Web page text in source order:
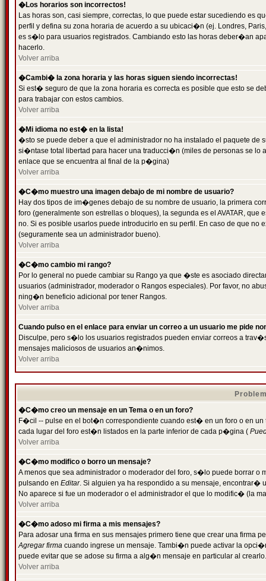
�Los horarios son incorrectos!
Las horas son, casi siempre, correctas, lo que puede estar sucediendo es
perfil y defina su zona horaria de acuerdo a su ubicaci�n (ej. Londres,
es s�lo para usuarios registrados. Cambiando esto las horas deber�an
hacerlo.
Volver arriba
�Cambi� la zona horaria y las horas siguen siendo incorrectas!
Si est� seguro de que la zona horaria es correcta es posible que esto se
para trabajar con estos cambios.
Volver arriba
�Mi idioma no est� en la lista!
�sto se puede deber a que el administrador no ha instalado el paquete
si�ntase total libertad para hacer una traducci�n (miles de personas se
enlace que se encuentra al final de la p�gina)
Volver arriba
�C�mo muestro una imagen debajo de mi nombre de usuario?
Hay dos tipos de im�genes debajo de su nombre de usuario, la primera
foro (generalmente son estrellas o bloques), la segunda es el AVATAR,
no. Si es posible usarlos puede introducirlo en su perfil. En caso de que
(seguramente sea un administrador bueno).
Volver arriba
�C�mo cambio mi rango?
Por lo general no puede cambiar su Rango ya que �ste es asociado
usuarios (administrador, moderador o Rangos especiales). Por favor, no
ning�n beneficio adicional por tener Rangos.
Volver arriba
Cuando pulso en el enlace para enviar un correo a un usuario me pide
Disculpe, pero s�lo los usuarios registrados pueden enviar correos a
mensajes maliciosos de usuarios an�nimos.
Volver arriba
�C�mo creo un mensaje en un Tema o en un foro?
F�cil -- pulse en el bot�n correspondiente cuando est� en un foro o en
cada lugar del foro est�n listados en la parte inferior de cada p�gina (
Volver arriba
�C�mo modifico o borro un mensaje?
A menos que sea administrador o moderador del foro, s�lo puede borrar o
pulsando en Editar. Si alguien ya ha respondido a su mensaje, encontrar�
No aparece si fue un moderador o el administrador el que lo modific� (la
Volver arriba
�C�mo adoso mi firma a mis mensajes?
Para adosar una firma en sus mensajes primero tiene que crear una firma
Agregar firma cuando ingrese un mensaje. Tambi�n puede activar la
puede evitar que se adose su firma a alg�n mensaje en particular al crearlo.
Volver arriba